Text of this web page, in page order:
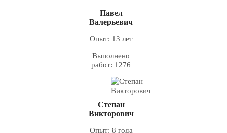
Павел
Валерьевич
Опыт: 13 лет
Выполнено
работ: 1276
Степан
Викторович
Опыт: 8 года